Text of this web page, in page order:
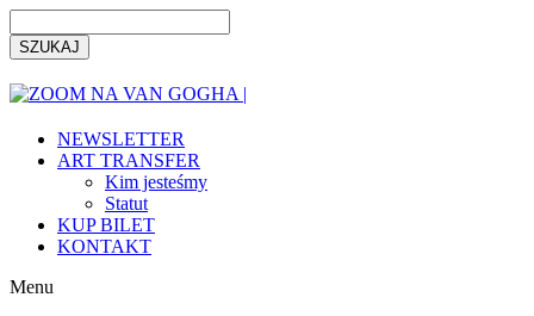
NEWSLETTER
ART TRANSFER
Kim jesteśmy
Statut
KUP BILET
KONTAKT
Menu